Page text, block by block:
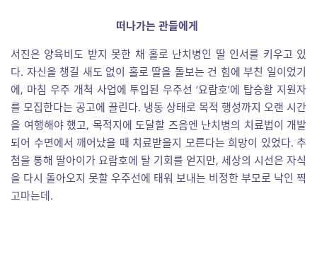
떠나가는 관들에게
서진은 양육비도 받지 못한 채 홀로 난치병인 딸 인서를 키우고 있
다. 자신을 챙길 새도 없이 홀로 딸을 돌보는 건 힘에 부친 일이었기
에, 마침 우주 개척 사업에 투입된 우주선 ‘요람호’에 탑승할 지원자
를 모집한다는 공고에 끌린다. 냉동 상태로 목적 행성까지 오랜 시간
을 여행해야 했고, 목적지에 도달할 즈음엔 난치병의 치료법이 개발
되어 수면에서 깨어났을 때 치료받을지 모른다는 희망이 있었다. 추
첨을 통해 딸아이가 요람호에 탈 기회를 얻지만, 세상의 시선은 자식
을 다시 돌아오지 못할 우주선에 태워 보내는 비정한 부모로 낙인 찍
고마는데.